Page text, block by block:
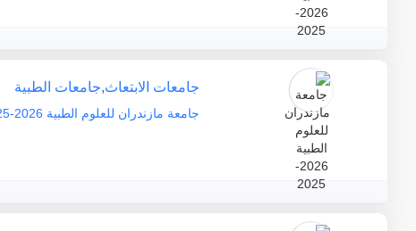
جامعات الابتعاث,جامعات الطبية
جامعة مازندران للعلوم الطبية 2026-2025